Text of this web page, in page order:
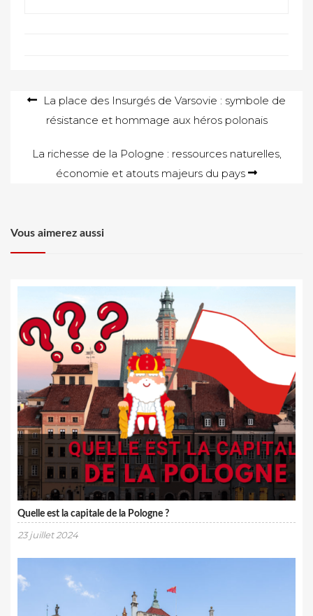
Navigation
La place des Insurgés de Varsovie : symbole de
résistance et hommage aux héros polonais
La richesse de la Pologne : ressources naturelles,
économie et atouts majeurs du pays
Vous aimerez aussi
Quelle est la capitale de la Pologne ?
23 juillet 2024